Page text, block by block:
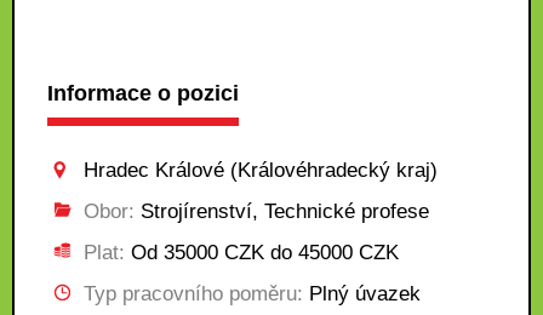
Informace o pozici
Hradec Králové (Královéhradecký kraj)
Obor: Strojírenství, Technické profese
Plat: Od 35000 CZK do 45000 CZK
Typ pracovního poměru: Plný úvazek